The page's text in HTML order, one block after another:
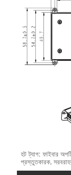
হট ট্যাগ: ফাইবার
প্রস্তুতকারক,